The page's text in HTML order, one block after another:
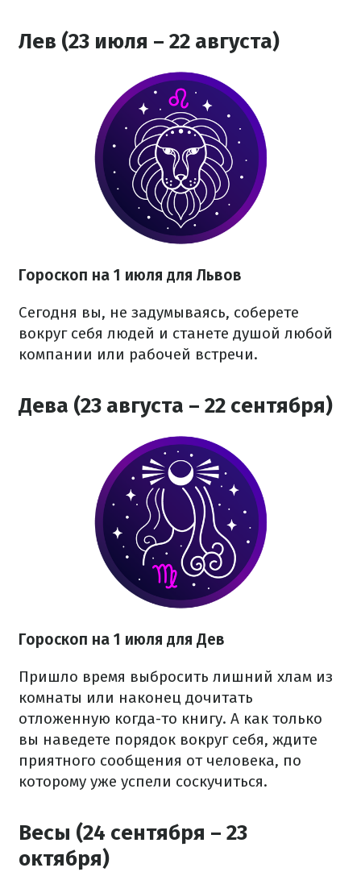
Лев (23 июля – 22 августа)
Гороскоп на 1 июля для Львов
Сегодня вы, не задумываясь, соберете
вокруг себя людей и станете душой любой
компании или рабочей встречи.
Дева (23 августа – 22 сентября)
Гороскоп на 1 июля для Дев
Пришло время выбросить лишний хлам из
комнаты или наконец дочитать
отложенную когда-то книгу. А как только
вы наведете порядок вокруг себя, ждите
приятного сообщения от человека, по
которому уже успели соскучиться.
Весы (24 сентября – 23
октября)